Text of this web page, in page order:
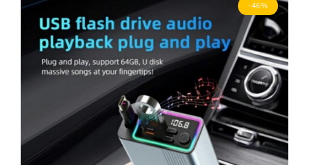
-46%